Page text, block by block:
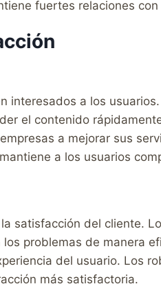
fuertes relaciones
interesados a los
el contenido
a mejorar sus
a los usuarios
satisfacción del cliente.
problemas de manera
del usuario. Los
más satisfactoria.